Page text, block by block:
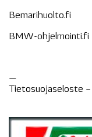
Bemarihuolto.fi
BMW-ohjelmointi.fi
—
Tietosuojaseloste –